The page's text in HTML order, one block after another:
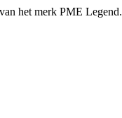
het merk PME Legend.